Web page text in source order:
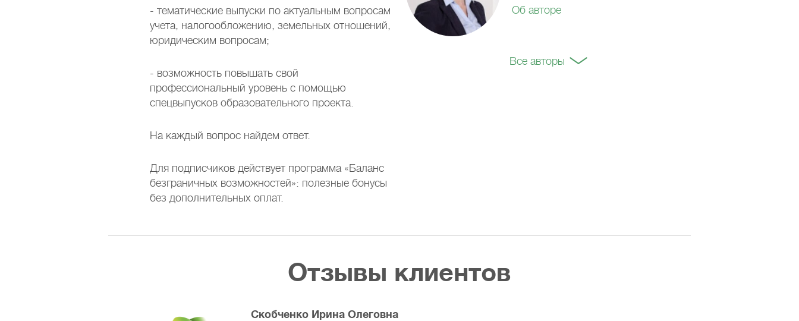
- тематические выпуски по актуальным вопросам
учета, налогообложению, земельных отношений,
юридическим вопросам;
- возможность повышать свой
профессиональный уровень с помощью
спецвыпусков образовательного проекта.
На каждый вопрос найдем ответ.
Для подписчиков действует программа «Баланс
безграничных возможностей»: полезные бонусы
без дополнительных оплат.
Об авторе
Все авторы
Отзывы клиентов
Скобченко Ирина Олеговна